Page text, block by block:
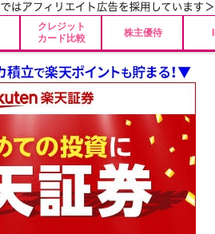
クレジット
カード比較
株主優待